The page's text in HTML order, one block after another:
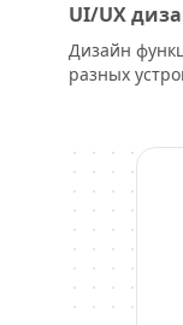
UI/UX
Дизайн
разных